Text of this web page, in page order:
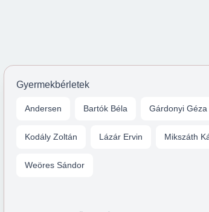
Gyermekbérletek
Andersen Bartók Béla Gárdonyi Géza
Kodály Zoltán Lázár Ervin Mikszáth
Weöres Sándor